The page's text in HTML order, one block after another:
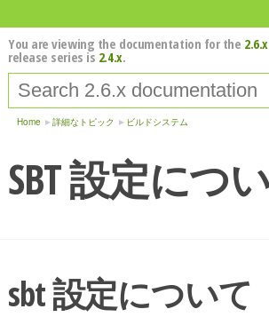
You are viewing the documentation for the 2.6.x
release series is 2.4.x.
Home 詳細なトピック ビルドシステム
SBT 設定につ
sbt 設定について